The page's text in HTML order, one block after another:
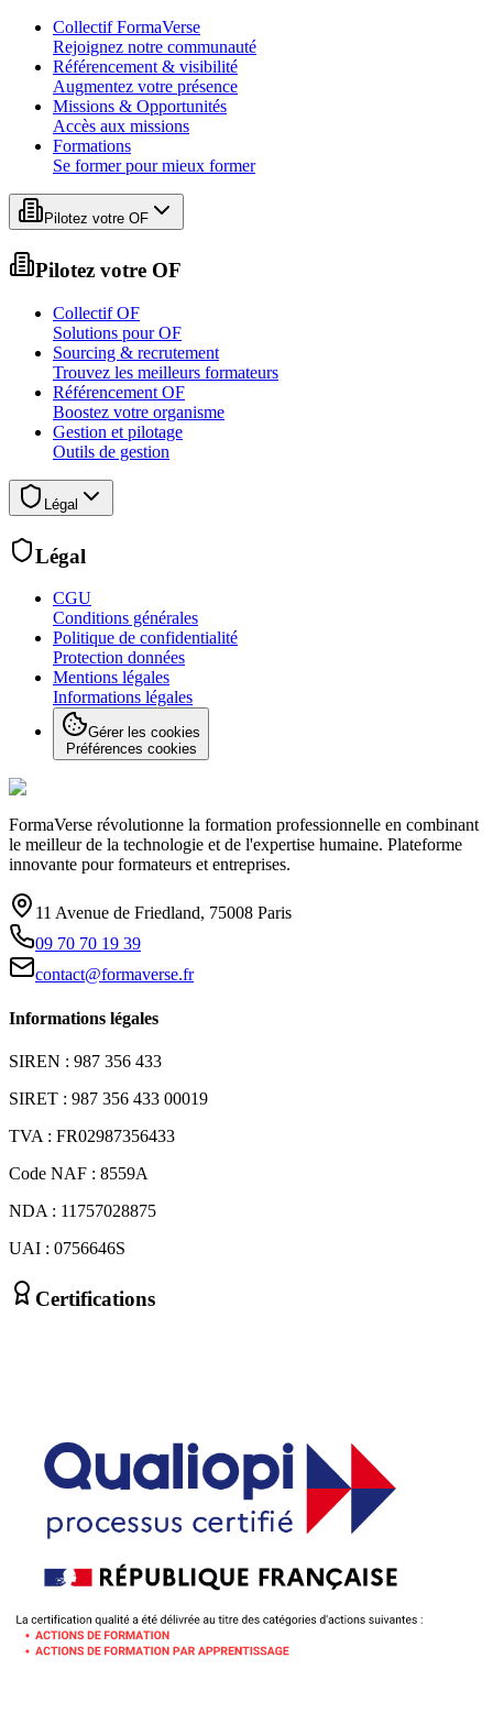
Collectif FormaVerse
Rejoignez notre communauté
Référencement & visibilité
Augmentez votre présence
Missions & Opportunités
Accès aux missions
Formations
Se former pour mieux former
Pilotez votre OF
Pilotez votre OF
Collectif OF
Solutions pour OF
Sourcing & recrutement
Trouvez les meilleurs formateurs
Référencement OF
Boostez votre organisme
Gestion et pilotage
Outils de gestion
Légal
Légal
CGU
Conditions générales
Politique de confidentialité
Protection données
Mentions légales
Informations légales
Gérer les cookies
Préférences cookies
FormaVerse révolutionne la formation professionnelle en combinant
le meilleur de la technologie et de l'expertise humaine. Plateforme
innovante pour formateurs et entreprises.
11 Avenue de Friedland, 75008 Paris
09 70 70 19 39
contact@formaverse.fr
Informations légales
SIREN : 987 356 433
SIRET : 987 356 433 00019
TVA : FR02987356433
Code NAF : 8559A
NDA : 11757028875
UAI : 0756646S
Certifications